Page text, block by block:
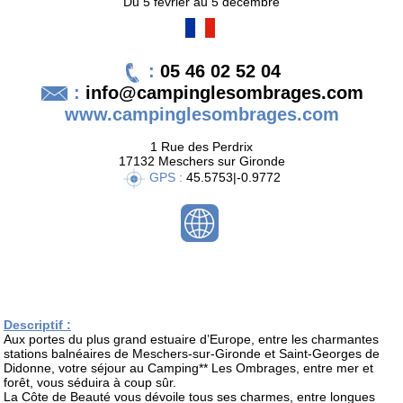
: 05 46 02 52 04
: info@campinglesombrages.com
www.campinglesombrages.com
1 Rue des Perdrix
17132 Meschers sur Gironde
GPS : 45.5753|-0.9772
Descriptif :
Aux portes du plus grand estuaire d’Europe, entre les charmantes
stations balnéaires de Meschers-sur-Gironde et Saint-Georges de
Didonne, votre séjour au Camping** Les Ombrages, entre mer et
forêt, vous séduira à coup sûr.
La Côte de Beauté vous dévoile tous ses charmes, entre longues